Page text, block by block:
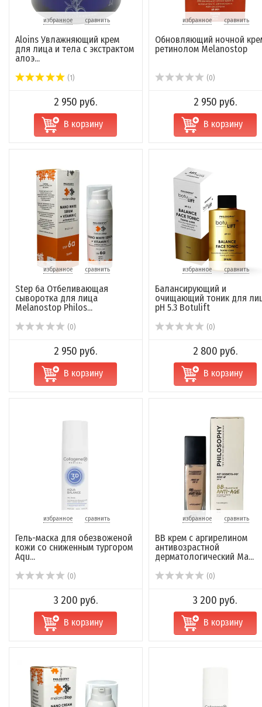
избранное сравнить
Aloins Увлажняющий крем
для лица и тела с экстрактом
алоэ...
(1)
2 950 руб.
В корзину
избранное сравнить
Обновляющий ночной
ретинолом Melanostop
(0)
2 950 руб.
В корзину
избранное сравнить
Step 6a Отбеливающая
сыворотка для лица
Melanostop Philos...
(0)
2 950 руб.
В корзину
избранное сравнить
Балансирующий и
очищающий тоник для
pH 5.3 Botulift
(0)
2 800 руб.
В корзину
избранное сравнить
Гель-маска для обезвоженой
кожи со сниженным тургором
Aqu...
(0)
3 200 руб.
В корзину
избранное сравнить
BB крем с аргирелином
антивозрастной
дерматологический Ma...
(0)
3 200 руб.
В корзину